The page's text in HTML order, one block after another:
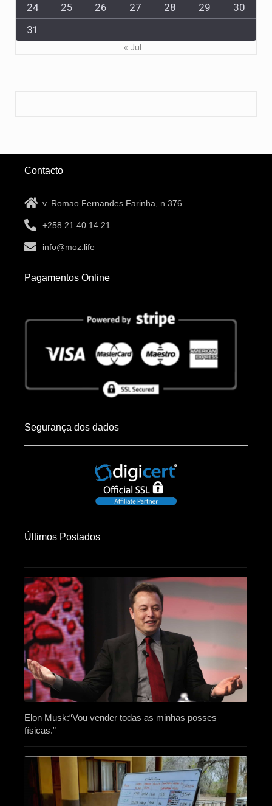
24
25 26 27 28 29
30
31
« Jul
Contacto
v. Romao Fernandes Farinha, n 376
+258 21 40 14 21
info@moz.life
Pagamentos Online
Segurança dos dados
Últimos Postados
Elon Musk:“Vou vender todas as minhas posses
físicas.”